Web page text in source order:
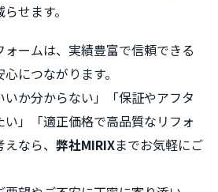
せます。
ームは、実績豊富で信頼できる
につながります。
か分からない」「保証やアフタ
」「適正価格で高品質なリフォ
なら、 弊社MIRIXまでお気軽にご